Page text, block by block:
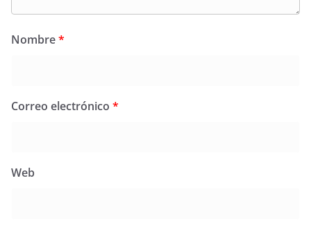
Nombre*
Correo electrónico *
Web